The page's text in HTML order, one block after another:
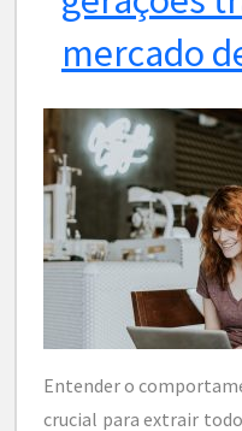
mercado
Entender o
crucial para extrair